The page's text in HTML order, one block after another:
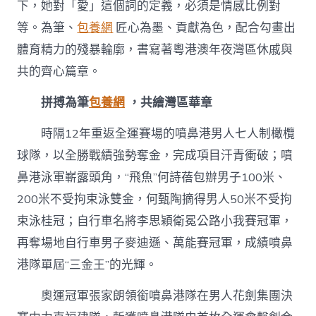
背
后
的
粵
群
像〉
中
下，她對「愛」這個詞的定義，必須是情感比例對
等。為筆、包養網 匠心為墨、貢獻為色，配合勾畫出
體育精力的殘暴輪廓，書寫著粵港澳年夜灣區休戚與
共的齊心篇章。
拼搏為筆包養網 ，共繪灣區華章
時隔12年重返全運賽場的噴鼻港男人七人制橄欖
球隊，以全勝戰績強勢奪金，完成項目汗青衝破；噴
鼻港泳軍嶄露頭角，“飛魚”何詩蓓包辦男子100米、
200米不受拘束泳雙金，何甄陶摘得男人50米不受拘
束泳桂冠；自行車名將李思穎衛冕公路小我賽冠軍，
再奪場地自行車男子麥迪遜、萬能賽冠軍，成績噴鼻
港隊單屆“三金王”的光輝。
奧運冠軍張家朗領銜噴鼻港隊在男人花劍集團決